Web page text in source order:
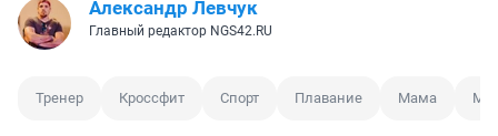
Александр Левчук
Главный редактор NGS42.RU
Тренер Кроссфит Спорт Плавание Мама